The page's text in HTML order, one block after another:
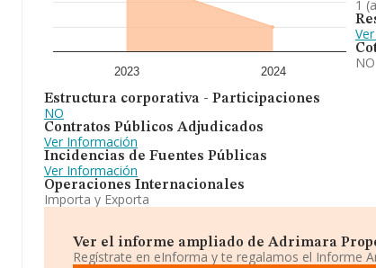
2023 2024
Estructura corporativa - Participaciones
NO
Contratos Públicos Adjudicados
Ver Información
Incidencias de Fuentes Públicas
Ver Información
Operaciones Internacionales
Importa y Exporta
1
NO
Ver el informe ampliado de Adrimara
Regístrate en eInforma y te regalamos el Informe